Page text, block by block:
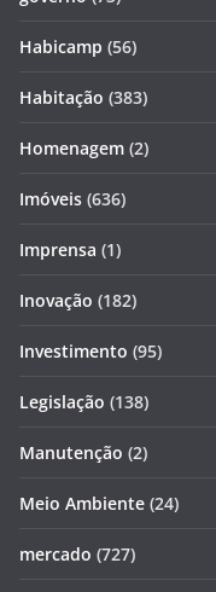
Habicamp (56)
Habitação (383)
Homenagem (2)
Imóveis (636)
Imprensa (1)
Inovação (182)
Investimento (95)
Legislação (138)
Manutenção (2)
Meio Ambiente (24)
mercado (727)